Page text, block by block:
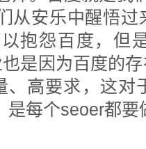
从安乐中醒悟
抱怨百度，但
是因为百度的
、高要求，这对
是每个seoer都要